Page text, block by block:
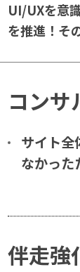
UI/UXを意
を推進！そ
コンサ
サイト全
なかった
伴走強